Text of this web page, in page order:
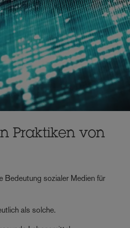
Praktiken von
Bedeutung sozialer Medien für
als solche.